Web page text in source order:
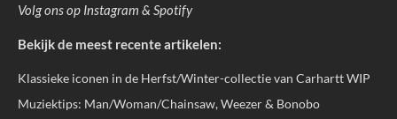
Volg ons op Instagram & Spotify
Bekijk de meest recente artikelen:
Klassieke iconen in de Herfst/Winter-collectie van Carhartt WIP
Muziektips: Man/Woman/Chainsaw, Weezer & Bonobo